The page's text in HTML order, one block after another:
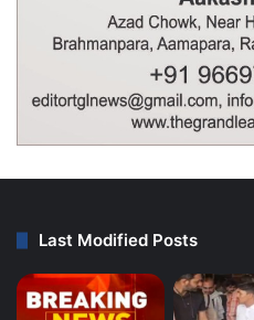
Last Modified Posts